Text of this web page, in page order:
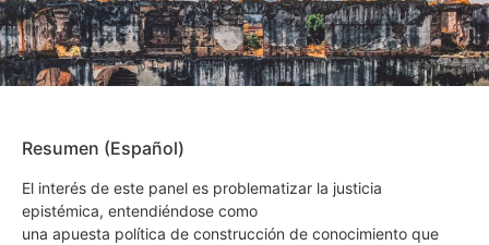
Resumen (Español)
El interés de este panel es problematizar la justicia
epistémica, entendiéndose como
una apuesta política de construcción de conocimiento que